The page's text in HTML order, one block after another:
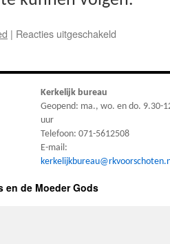
| Reacties uitgeschakeld
via
Kerkelijk bureau
Geopend: ma., wo. en do. 9.30-
uur
Telefoon: 071-5612508
E-mail:
en de Moeder Gods